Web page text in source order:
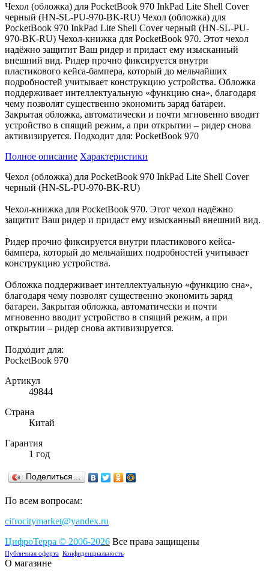
Чехол (обложка) для PocketBook 970 InkPad Lite Shell Cover
черный (HN-SL-PU-970-BK-RU) Чехол (обложка) для
PocketBook 970 InkPad Lite Shell Cover черный (HN-SL-PU-
970-BK-RU) Чехол-книжка для PocketBook 970. Этот чехол
надёжно защитит Ваш ридер и придаст ему изысканный
внешний вид. Ридер прочно фиксируется внутри
пластикового кейса-бампера, который до мельчайших
подробностей учитывает конструкцию устройства. Обложка
поддерживает интеллектуальную «функцию сна», благодаря
чему позволят существенно экономить заряд батареи.
Закрытая обложка, автоматически и почти мгновенно вводит
устройство в спящий режим, а при открытии – ридер снова
активизируется. Подходит для: PocketBook 970
Полное описание Характеристики
Чехол (обложка) для PocketBook 970 InkPad Lite Shell Cover
черный (HN-SL-PU-970-BK-RU)
Чехол-книжка для PocketBook 970. Этот чехол надёжно
защитит Ваш ридер и придаст ему изысканный внешний вид.
Ридер прочно фиксируется внутри пластикового кейса-
бампера, который до мельчайших подробностей учитывает
конструкцию устройства.
Обложка поддерживает интеллектуальную «функцию сна»,
благодаря чему позволят существенно экономить заряд
батареи. Закрытая обложка, автоматически и почти
мгновенно вводит устройство в спящий режим, а при
открытии – ридер снова активизируется.
Подходит для:
PocketBook 970
Артикул
49844
Страна
Китай
Гарантия
1 год
Поделиться…
По всем вопросам:
cifrocitymarket@yandex.ru
ЦифроТерра © 2006-2026 Все права защищены
Публичная оферта Конфиденциальность
О магазине